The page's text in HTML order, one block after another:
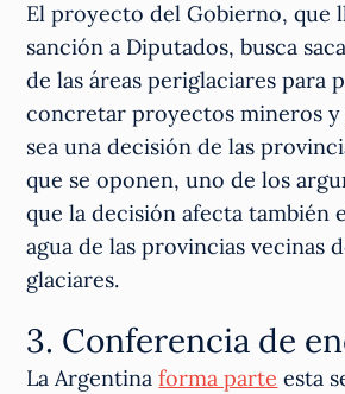
El proyecto del Gobierno, que
sanción a Diputados, busca
de las áreas periglaciares para
concretar proyectos mineros
sea una decisión de las
que se oponen, uno de los
que la decisión afecta también
agua de las provincias vecinas
glaciares.
3. Conferencia de
La Argentinaforma parte esta